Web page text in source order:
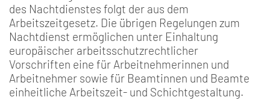
des Nachtdienstes folgt der aus dem
Arbeitszeitgesetz. Die übrigen Regelungen zum
Nachtdienst ermöglichen unter Einhaltung
europäischer arbeitsschutzrechtlicher
Vorschriften eine für Arbeitnehmerinnen und
Arbeitnehmer sowie für Beamtinnen und Beamte
einheitliche Arbeitszeit- und Schichtgestaltung.